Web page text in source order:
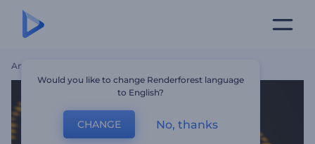
Ana Sayfa
Would you like to change Renderforest language
to English?
CHANGE No, thanks